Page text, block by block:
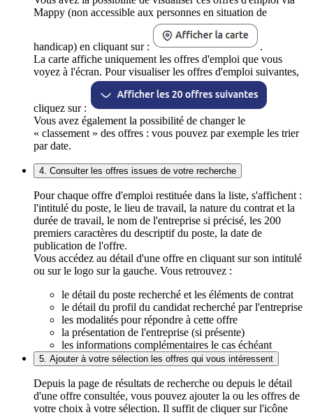
Mappy (non accessible aux personnes en situation de
handicap) en cliquant sur :
.
La carte affiche uniquement les offres d'emploi que vous
voyez à l'écran. Pour visualiser les offres d'emploi suivantes,
cliquez sur :
Vous avez également la possibilité de changer le
« classement » des offres : vous pouvez par exemple les trier
par date.
4. Consulter les offres issues de votre recherche
Pour chaque offre d'emploi restituée dans la liste, s'affichent :
l'intitulé du poste, le lieu de travail, la nature du contrat et la
durée de travail, le nom de l'entreprise si précisé, les 200
premiers caractères du descriptif du poste, la date de
publication de l'offre.
Vous accédez au détail d'une offre en cliquant sur son intitulé
ou sur le logo sur la gauche. Vous retrouvez :
le détail du poste recherché et les éléments de contrat
le détail du profil du candidat recherché par l'entreprise
les modalités pour répondre à cette offre
la présentation de l'entreprise (si présente)
les informations complémentaires le cas échéant
5. Ajouter à votre sélection les offres qui vous intéressent
Depuis la page de résultats de recherche ou depuis le détail
d'une offre consultée, vous pouvez ajouter la ou les offres de
votre choix à votre sélection. Il suffit de cliquer sur l'icône